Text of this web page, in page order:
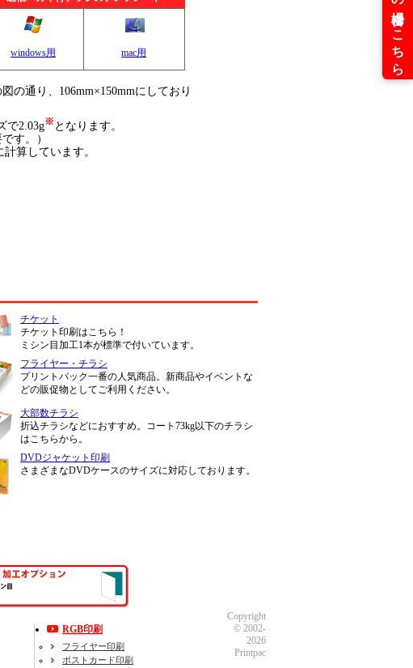
windows用 mac用
の通り、106mm×150mmにしており
で2.03g※ となります。
す。）
算しています。
チケット
チケット印刷はこちら！
ミシン目加工1本が標準で付いています。
フライヤー・チラシ
プリントパック一番の人気商品。新商品やイベントな
どの販促物としてご利用ください。
大部数チラシ
折込チラシなどにおすすめ。コート73kg以下のチラシ
はこちらから。
DVDジャケット印刷
さまざまなDVDケースのサイズに対応しております。
RGB印刷
フライヤー印刷
ポストカード印刷
Copyright
© 2002-
2026
Printpac